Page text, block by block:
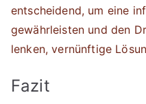
entscheidend, um eine
gewährleisten und den
lenken, vernünftige
Fazit